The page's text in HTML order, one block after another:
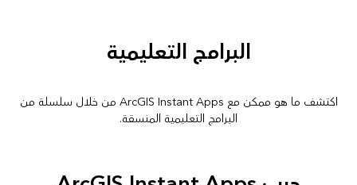
البرامج التعليمية
اكتشف ما هو ممكن مع ArcGIS Instant Apps من خلال سلسلة من
البرامج التعليمية المنسقة.